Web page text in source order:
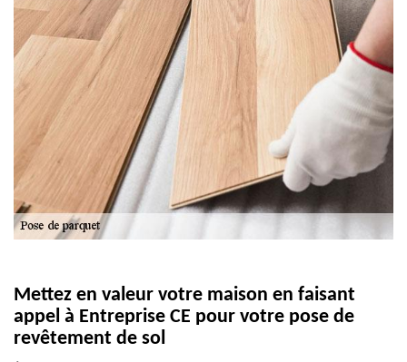
Mettez en valeur votre maison en faisant
appel à Entreprise CE pour votre pose de
revêtement de sol